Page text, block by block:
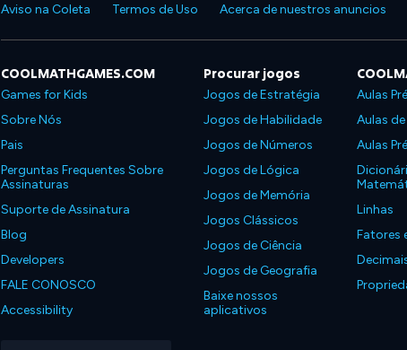
Aviso na Coleta
Termos de Uso Acerca de nuestros anuncios
COOLMATHGAMES.COM
Games for Kids
Sobre Nós
Pais
Perguntas Frequentes Sobre
Assinaturas
Suporte de Assinatura
Blog
Developers
FALE CONOSCO
Accessibility
Procurar jogos
Jogos de Estratégia
Jogos de Habilidade
Jogos de Números
Jogos de Lógica
Jogos de Memória
Jogos Clássicos
Jogos de Ciência
Jogos de Geografia
Baixe nossos
aplicativos
Aulas
Aulas
Aulas
Linhas
Fatores